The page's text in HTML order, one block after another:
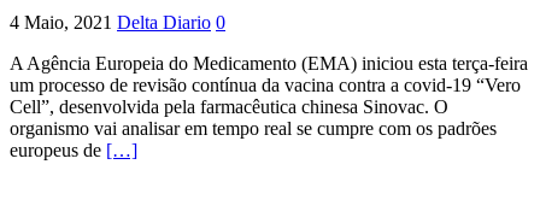
4 Maio, 2021 Delta Diario 0
A Agência Europeia do Medicamento (EMA) iniciou esta terça-feira
um processo de revisão contínua da vacina contra a covid-19 “Vero
Cell”, desenvolvida pela farmacêutica chinesa Sinovac. O
organismo vai analisar em tempo real se cumpre com os padrões
europeus de […]